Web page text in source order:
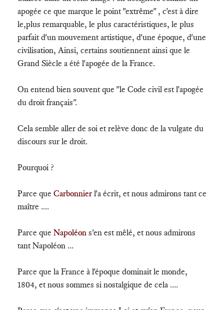
apogée ce que marque le point "extrême" , c'est à dire
le,plus remarquable, le plus caractéristiques, le plus
parfait d'un mouvement artistique, d'une époque, d'une
civilisation, Ainsi, certains soutiennent ainsi que le
Grand Siècle a été l'apogée de la France.
On entend bien souvent que "le Code civil est l'apogée
du droit français".
Cela semble aller de soi et relève donc de la vulgate du
discours sur le droit.
Pourquoi ?
Parce que Carbonnier l'a écrit, et nous admirons tant ce
maître ....
Parce que Napoléon s'en est mêlé, et nous admirons
tant Napoléon ...
Parce que la France à l'époque dominait le monde,
1804, et nous sommes si nostalgique de cela ....